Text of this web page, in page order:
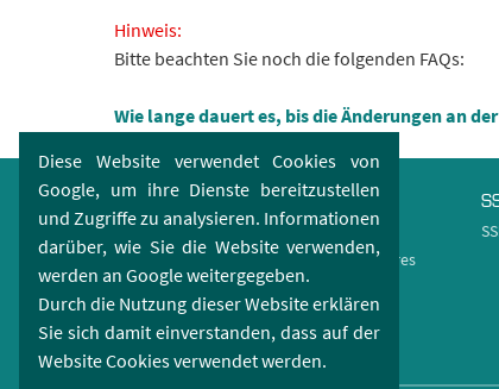
Diese Website verwendet Cookies von
Google, um ihre Dienste bereitzustellen
und Zugriffe zu analysieren. Informationen
darüber, wie Sie die Website verwenden,
werden an Google weitergegeben.
Durch die Nutzung dieser Website erklären
Sie sich damit einverstanden, dass auf der
Website Cookies verwendet werden.
Hinweis:
Bitte beachten Sie noch die folgenden FAQs:
Wie lange dauert es, bis die Änderungen an
Domains
Domain Check
Domain Preisliste
Domain Features
Domain Endungen
Domain Aktionen
Webhosting
Webspace
Hosting Features